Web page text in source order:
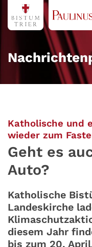
Zum Inhalt springen
Katholische und
wieder zum
Geht es
Auto?
Katholische
Landeskirche
diesem Jahr
bis zum 20.